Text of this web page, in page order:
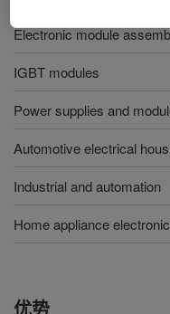
Electronic module
IGBT modules
Power supplies and
Automotive electrical
Industrial and automation
Home appliance
优势